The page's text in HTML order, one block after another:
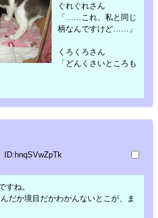
ぐれぐれさん
「……これ、私と同じ
柄なんですけど……」
くろくろさん
「どんくさいところも
ID:hnqSVwZpTk
すね。
だか境目だかわかんないとこが、ま